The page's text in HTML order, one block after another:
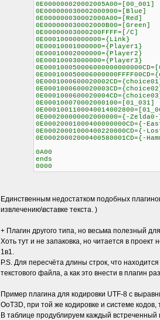
0E000000020002005A00=[00_001]
0E000000030002000900=[Blue]
0E000000030002000A00=[Red]
0E000000030002000B00=[Green]
0E00000003000200FFFF=[/C]
0E00010000000000={Link}
0E00010001000000={Player1}
0E00010002000000={Player2}
0E00010003000000={Player3}
0E000100070002000100=[01_031]
0E000200000002000000={-
0E00020001000400000000CD={-
0E00020001000400220000CD={-
0E00020002000400580001CD={-
0A00
ends
0000
Единственным недостатком подобных
извлечению\вставке текста. )
+ Плагин другого типа, но весьма полезный
Хоть тут и не запаковка, но читается в проект
1в1.
P.S. Для пересчёта длины строк, что
текстового файла, а как это внести в плагин
Пример плагина для кодировки UTF-8 с
OoT3D, при той же кодировке и системе
В таблице продублируем каждый